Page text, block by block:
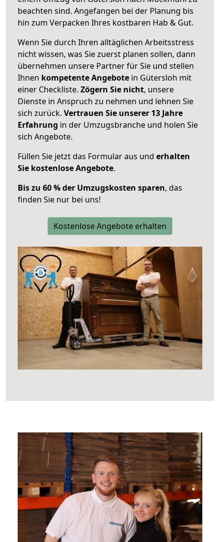
beachten sind. Angefangen bei der Planung bis
hin zum Verpacken Ihres kostbaren Hab & Gut.
Wenn Sie durch Ihren alltäglichen Arbeitsstress
nicht wissen, was Sie zuerst planen sollen, dann
übernehmen unsere Partner für Sie und stellen
Ihnen kompetente Angebote in Gütersloh mit
einer Checkliste. Zögern Sie nicht, unsere
Dienste in Anspruch zu nehmen und lehnen Sie
sich zurück. Vertrauen Sie unserer 13 Jahre
Erfahrung in der Umzugsbranche und holen Sie
sich Angebote.
Füllen Sie jetzt das Formular aus und erhalten
Sie kostenlose Angebote.
Bis zu 60 % der Umzugskosten sparen, das
finden Sie nur bei uns!
Kostenlose Angebote erhalten